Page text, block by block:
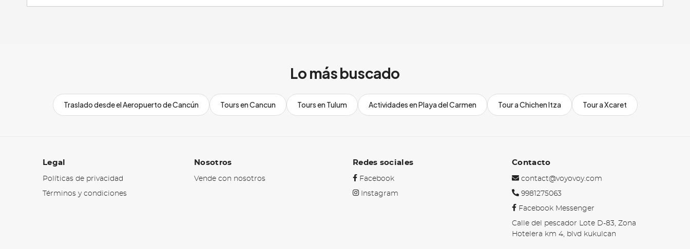
Lo más buscado
Traslado desde el Aeropuerto de Cancún Tours en Cancun Tours en Tulum Actividades en Playa del Carmen Tour a Chichen Itza Tour a Xcaret
Legal
Políticas de privacidad
Términos y condiciones
Nosotros
Vende con nosotros
Redes sociales
Facebook
Instagram
Contacto
contact@voyovoy.com
9981275063
Facebook Messenger
Calle del pescador Lote D-83, Zona
Hotelera km 4, blvd kukulcan